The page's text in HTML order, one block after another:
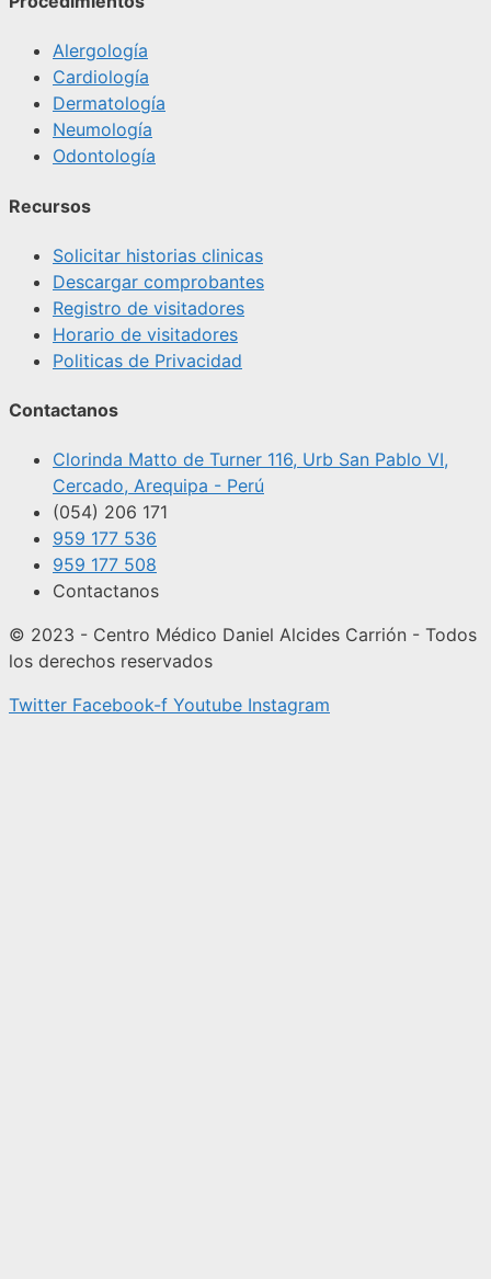
Alergología
Cardiología
Dermatología
Neumología
Odontología
Recursos
Solicitar historias clinicas
Descargar comprobantes
Registro de visitadores
Horario de visitadores
Politicas de Privacidad
Contactanos
Clorinda Matto de Turner 116, Urb San Pablo VI,
Cercado, Arequipa - Perú
(054) 206 171
959 177 536
959 177 508
Contactanos
© 2023 - Centro Médico Daniel Alcides Carrión - Todos
los derechos reservados
Twitter Facebook-f Youtube Instagram